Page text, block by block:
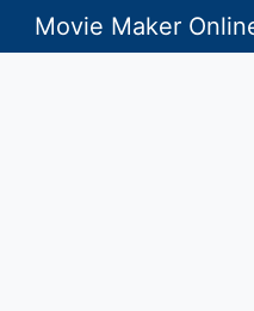
Movie Maker